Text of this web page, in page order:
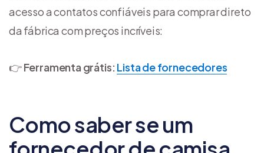
acesso a contatos confiáveis para comprar direto
da fábrica com preços incríveis:
👉Ferramenta grátis: Lista de fornecedores
Como saber se um